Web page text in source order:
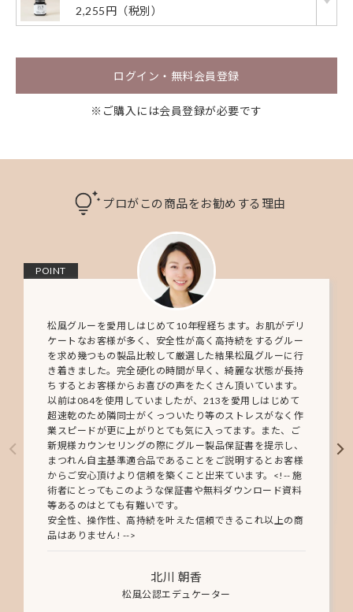
2,255円（税別）
ログイン・無料会員登録
※ご購入には会員登録が必要です
プロがこの商品をお勧めする理由
POINT
松風グルーを愛用しはじめて10年程経ちます。お肌がデリ
ケートなお客様が多く、安全性が高く高持続をするグルー
を求め幾つもの製品比較して厳選した結果松風グルーに行
き着きました。完全硬化の時間が早く、綺麗な状態が長持
ちするとお客様からお喜びの声をたくさん頂いています。
以前は084を使用していましたが、213を愛用しはじめて
超速乾のため隣同士がくっついたり等のストレスがなく作
業スピードが更に上がりとても気に入ってます。また、ご
新規様カウンセリングの際にグルー製品保証書を提示し、
まつれん自主基準適合品であることをご説明するとお客様
からご安心頂けより信頼を築くこと出来ています。<!-- 施
術者にとってもこのような保証書や無料ダウンロード資料
等あるのはとても有難いです。
安全性、操作性、高持続を叶えた信頼できるこれ以上の商
品はありません! -->
北川 朝香
松風公認エデュケーター